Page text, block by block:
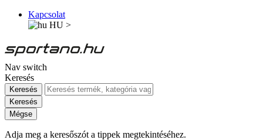
Kapcsolat
HU >
Nav switch
Keresés
Keresés
Keresés
Mégse
Adja meg a keresőszót a tippek megtekintéséhez.